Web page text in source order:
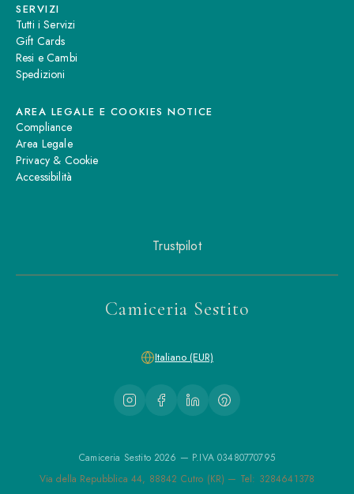
SERVIZI
Tutti i Servizi
Gift Cards
Resi e Cambi
Spedizioni
AREA LEGALE E COOKIES NOTICE
Compliance
Area Legale
Privacy & Cookie
Accessibilità
Trustpilot
Italiano (EUR)
Camiceria Sestito
Camiceria Sestito 2026 — P.IVA 03480770795
Via della Repubblica 44, 88842 Cutro (KR) — Tel: 3284641378